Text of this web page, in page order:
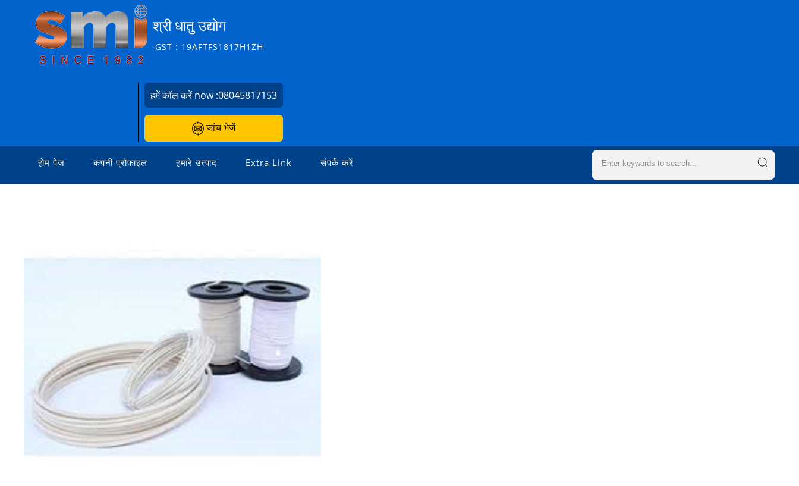
श्री धातु उद्योग
GST : 19AFTFS1817H1ZH
हमें कॉल करें now :08045817153
जांच भेजें
होम पेज कंपनी प्रोफाइल हमारे उत्पाद Extra Link संपर्क करें